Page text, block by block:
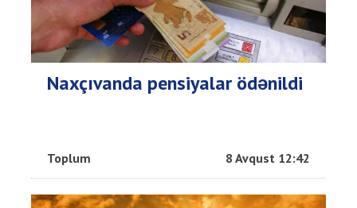
Naxçıvanda pensiyalar ödənildi
Toplum 8 Avqust 12:42